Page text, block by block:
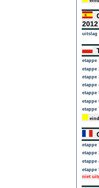
2012
uitslag
etappe
etappe
etappe
etappe
etappe
etappe
etappe
etappe
etappe
etappe
etappe
niet